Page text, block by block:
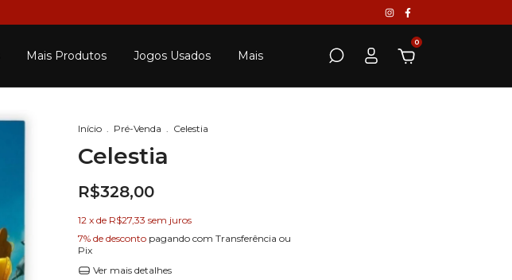
Mais Produtos Jogos Usados Mais
0
Início . Pré-Venda . Celestia
Celestia
R$328,00
12 x de R$27,33 sem juros
7% de desconto pagando com Transferência ou
Pix
Ver mais detalhes